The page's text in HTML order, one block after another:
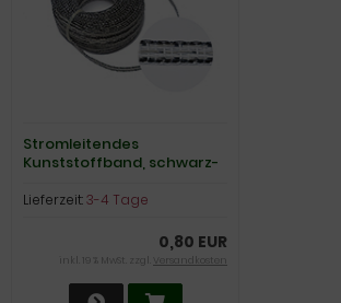
Stromleitendes
Kunststoffband, schwarz-
Lieferzeit:3-4 Tage
0,80 EUR
inkl. 19 % MwSt. zzgl. Versandkosten